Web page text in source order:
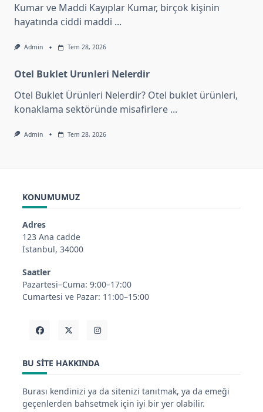
Kumar ve Maddi Kayıplar Kumar, birçok kişinin
hayatında ciddi maddi ...
Admin Tem 28, 2026
Otel Buklet Urunleri Nelerdir
Otel Buklet Ürünleri Nelerdir? Otel buklet ürünleri,
konaklama sektöründe misafirlere ...
Admin Tem 28, 2026
KONUMUMUZ
Adres
123 Ana cadde
İstanbul, 34000
Saatler
Pazartesi–Cuma: 9:00–17:00
Cumartesi ve Pazar: 11:00–15:00
BU SITE HAKKINDA
Burası kendinizi ya da sitenizi tanıtmak, ya da emeği
geçenlerden bahsetmek için iyi bir yer olabilir.